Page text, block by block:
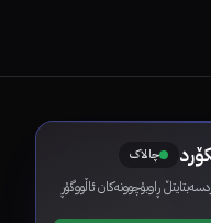
چالاک
ڕاوبۆچوونەکان ئاڵووگۆڕ